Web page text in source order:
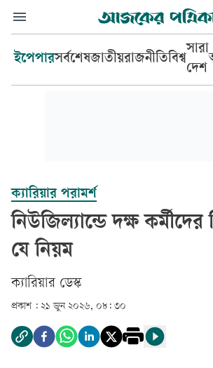
ইপেপারসর্বশেষজাতীয়রাজনীতিবিশ্ব
সারা
দেশ
ক্যারিয়ার পরামর্শ
নিউজিল্যান্ডে দক্ষ
যে নিয়ম
ক্যারিয়ার ডেস্ক
প্রকাশ : ২১ জুন ২০২৬, ০৮: ৩০